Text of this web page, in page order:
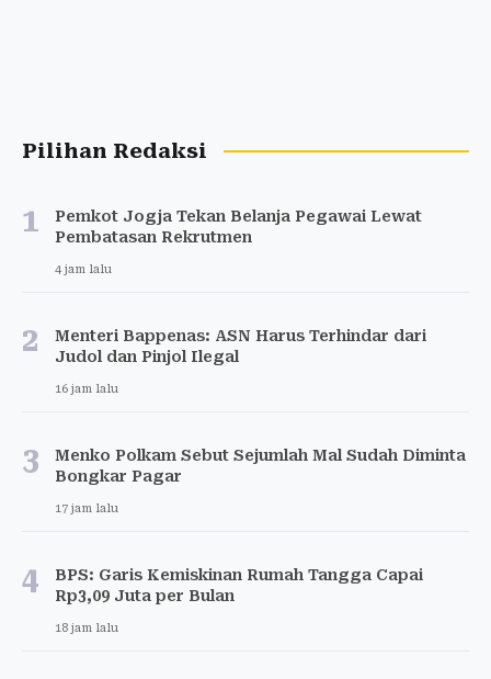
Pilihan Redaksi
1
Pemkot Jogja Tekan Belanja Pegawai Lewat
Pembatasan Rekrutmen
4 jam lalu
2
Menteri Bappenas: ASN Harus Terhindar dari
Judol dan Pinjol Ilegal
16 jam lalu
3
Menko Polkam Sebut Sejumlah Mal Sudah Diminta
Bongkar Pagar
17 jam lalu
4
BPS: Garis Kemiskinan Rumah Tangga Capai
Rp3,09 Juta per Bulan
18 jam lalu